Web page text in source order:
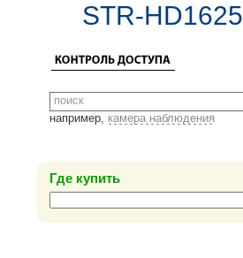
STR-HD1625
например, камера наблюдения
Где купить